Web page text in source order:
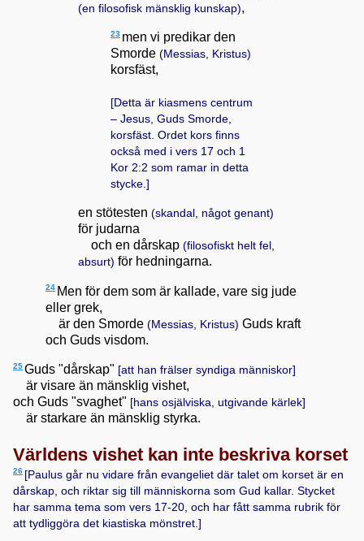
(en filosofisk mänsklig kunskap),
23 men vi predikar den
Smorde (Messias, Kristus)
korsfäst,
[Detta är kiasmens centrum
– Jesus, Guds Smorde,
korsfäst. Ordet kors finns
också med i vers 17 och 1
Kor 2:2 som ramar in detta
stycke.]
en stötesten (skandal, något genant)
för judarna
och en dårskap (filosofiskt helt fel,
absurt) för hedningarna.
24 Men för dem som är kallade, vare sig jude
eller grek,
är den Smorde (Messias, Kristus) Guds kraft
och Guds visdom.
25Guds "dårskap" [att han frälser syndiga människor]
är visare än mänsklig vishet,
och Guds "svaghet" [hans osjälviska, utgivande kärlek]
är starkare än mänsklig styrka.
Världens vishet kan inte beskriva korset
26 [Paulus går nu vidare från evangeliet där talet om korset är en
dårskap, och riktar sig till människorna som Gud kallar. Stycket
har samma tema som vers 17-20, och har fått samma rubrik för
att tydliggöra det kiastiska mönstret.]